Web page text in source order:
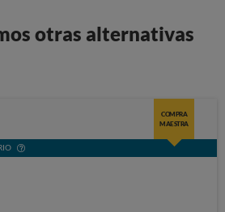
otras alternativas
COMPRA
MAESTRA